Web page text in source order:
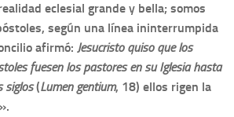
eclesial grande y bella; somos
según una línea ininterrumpida
afirmó: Jesucristo quiso que los
fuesen los pastores en su Iglesia hasta
siglos(Lumen gentium, 18) ellos rigen la